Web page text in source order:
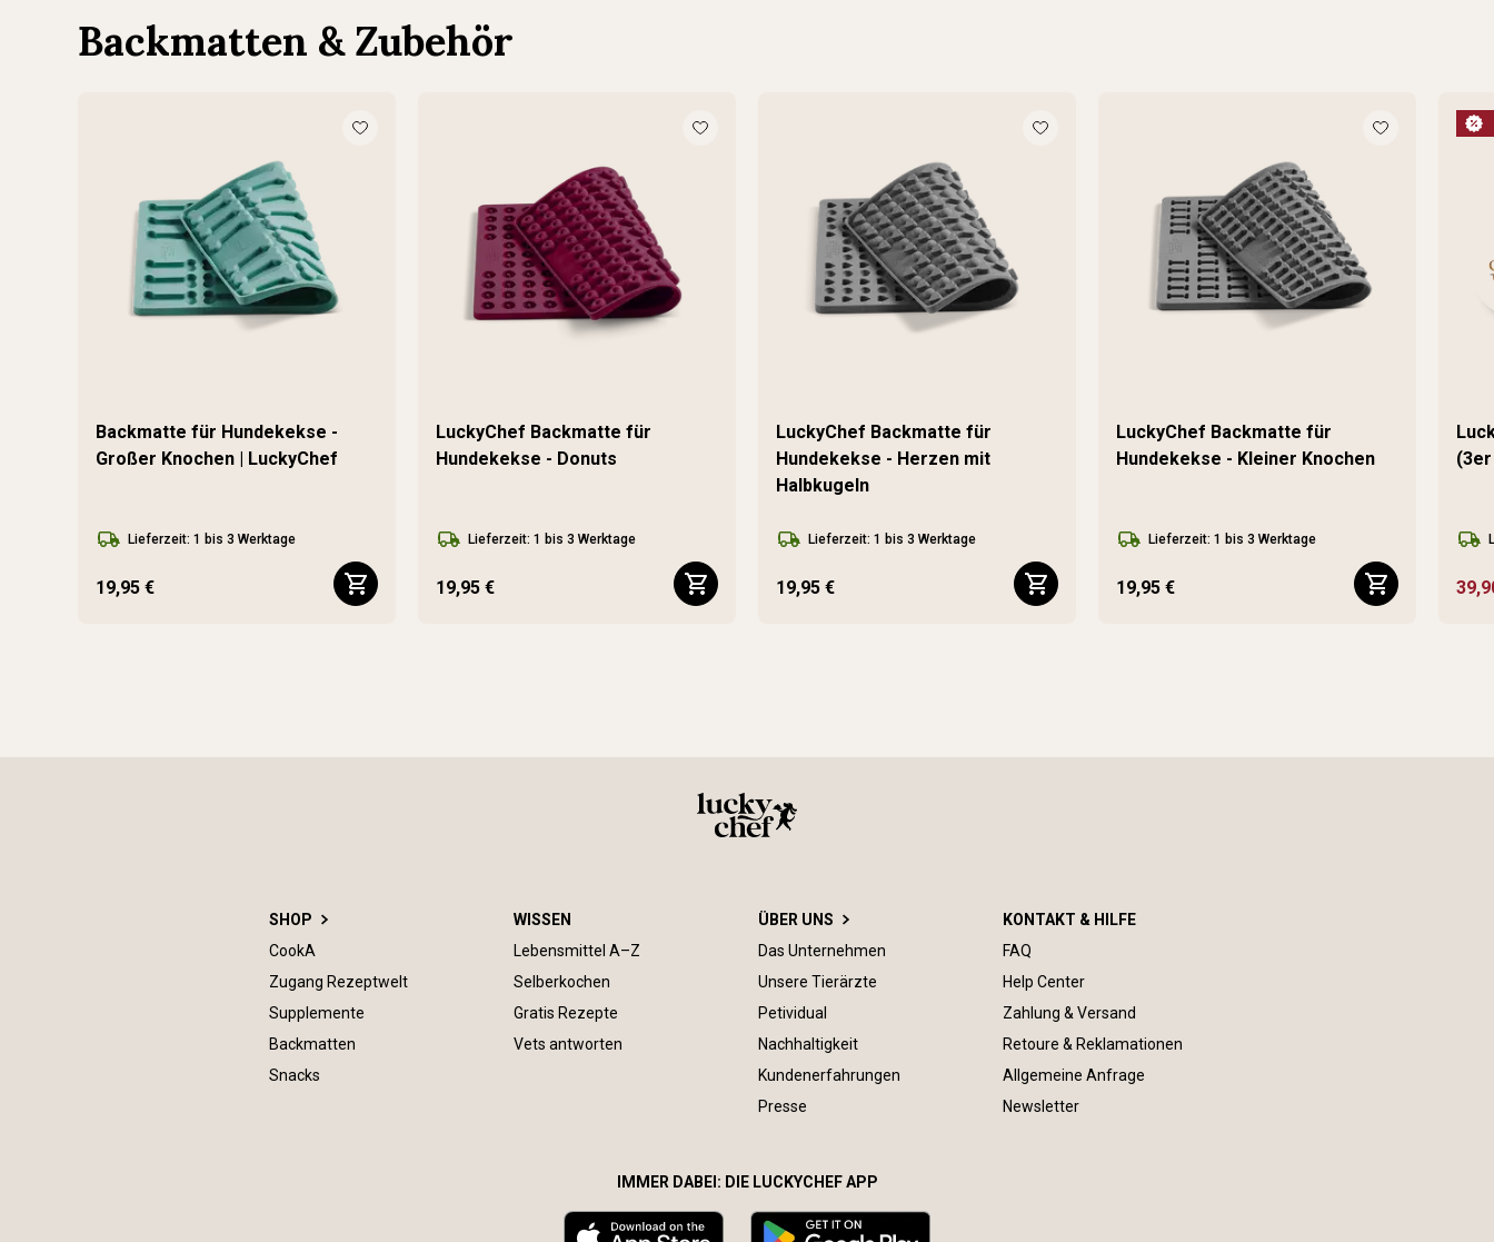
Backmatten & Zubehör
Backmatte für Hundekekse -
Großer Knochen | LuckyChef
Lieferzeit: 1 bis 3 Werktage
19,95 €
LuckyChef Backmatte für
Hundekekse - Donuts
Lieferzeit: 1 bis 3 Werktage
19,95 €
LuckyChef Backmatte für
Hundekekse - Herzen mit
Halbkugeln
Lieferzeit: 1 bis 3 Werktage
19,95 €
LuckyChef Backmatte für
Hundekekse - Kleiner Knochen
Lieferzeit: 1 bis 3 Werktage
19,95 €
SHOP
CookA
Zugang Rezeptwelt
Supplemente
Backmatten
Snacks
WISSEN
Lebensmittel A–Z
Selberkochen
Gratis Rezepte
Vets antworten
ÜBER UNS
Das Unternehmen
Unsere Tierärzte
Petividual
Nachhaltigkeit
Kundenerfahrungen
Presse
KONTAKT & HILFE
FAQ
Help Center
Zahlung & Versand
Retoure & Reklamationen
Allgemeine Anfrage
Newsletter
IMMER DABEI: DIE LUCKYCHEF APP